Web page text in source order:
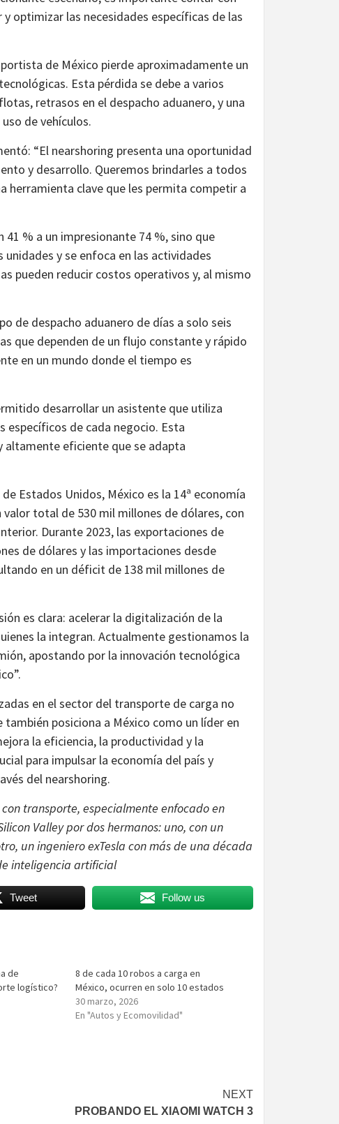
optimizar las necesidades específicas de las
de México pierde aproximadamente un
Esta pérdida se debe a varios
retrasos en el despacho aduanero, y una
de vehículos.
“El nearshoring presenta una oportunidad
y desarrollo. Queremos brindarles a todos
herramienta clave que les permita competir a
% a un impresionante 74 %, sino que
y se enfoca en las actividades
pueden reducir costos operativos y, al mismo
de despacho aduanero de días a solo seis
que dependen de un flujo constante y rápido
en un mundo donde el tiempo es
desarrollar un asistente que utiliza
específicos de cada negocio. Esta
altamente eficiente que se adapta
Estados Unidos, México es la 14ª economía
total de 530 mil millones de dólares, con
Durante 2023, las exportaciones de
de dólares y las importaciones desde
en un déficit de 138 mil millones de
es clara: acelerar la digitalización de la
la integran. Actualmente gestionamos la
apostando por la innovación tecnológica
en el sector del transporte de carga no
posiciona a México como un líder en
la eficiencia, la productividad y la
para impulsar la economía del país y
del nearshoring.
transporte, especialmente enfocado en
Valley por dos hermanos: uno, con un
un ingeniero exTesla con más de una década
inteligencia artificial
Tweet Follow us
de
logístico?
8 de cada 10 robos a carga en
México, ocurren en solo 10 estados
30 marzo, 2026
En "Autos y Ecomovilidad"
NEXT
PROBANDO EL XIAOMI WATCH 3